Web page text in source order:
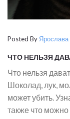
Posted By
ЧТО НЕЛЬЗЯ
Что нельзя
Шоколад, лук,
может убить.
также что